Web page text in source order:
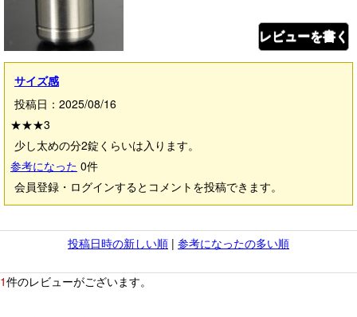
レビューを書く
サイズ感
投稿日：2025/08/16
★★★3
少し太めの分2錠くらいは入ります。
参考になった 0件
会員登録・ログインするとコメントを投稿できます。
投稿日時の新しい順 | 参考になったの多い順
1件のレビューがございます。